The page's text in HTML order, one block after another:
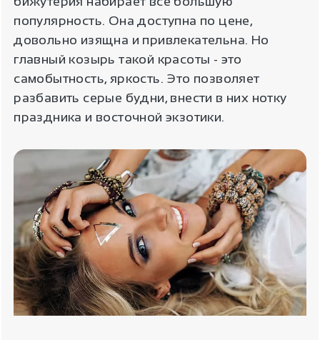
популярность. Она доступна по цене,
довольно изящна и привлекательна. Но
главный козырь такой красоты - это
самобытность, яркость. Это позволяет
разбавить серые будни, внести в них нотку
праздника и восточной экзотики.